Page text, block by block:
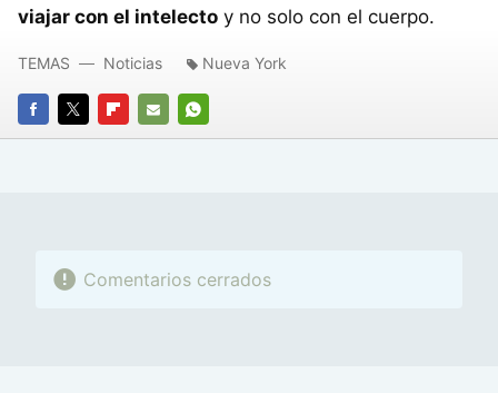
viajar con el intelecto y no solo con el cuerpo.
FACEBOOK
TWITTERFLIPBOARD
E-
WHATSAPP
TEMAS Noticias Nueva York
Comentarios cerrados